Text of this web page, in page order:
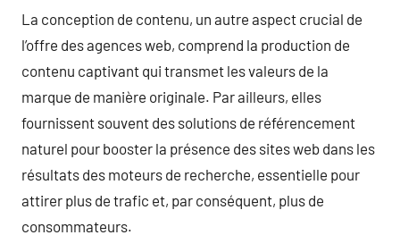
La conception de contenu, un autre aspect crucial de
l’offre des agences web, comprend la production de
contenu captivant qui transmet les valeurs de la
marque de manière originale. Par ailleurs, elles
fournissent souvent des solutions de référencement
naturel pour booster la présence des sites web dans les
résultats des moteurs de recherche, essentielle pour
attirer plus de trafic et, par conséquent, plus de
consommateurs.